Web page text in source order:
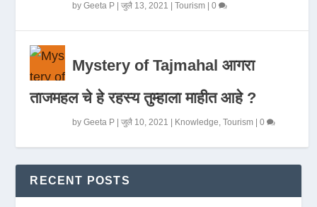
byGeeta P |जुलै 13, 2021 |Tourism |0
Mystery of Tajmahal आगरा
ताजमहल चे हे रहस्य तुम्हाला माहीत आहे ?
byGeeta P |जुलै 10, 2021 Knowledge,Tourism |0
RECENT POSTS